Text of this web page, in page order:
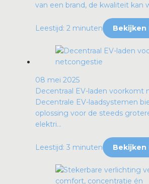
van een brand, de kwaliteit kan
Leestijd: 2 minuten Bekijken
08 mei 2025
Decentraal EV-laden voorkomt
Decentrale EV-laadsystemen
oplossing voor de steeds
elektri...
Leestijd: 3 minuten Bekijken